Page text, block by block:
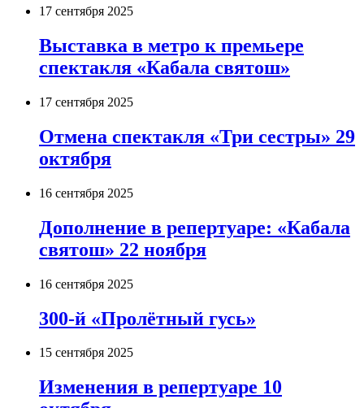
17 сентября 2025
Выставка в метро к премьере
спектакля «Кабала святош»
17 сентября 2025
Отмена спектакля «Три сестры» 29
октября
16 сентября 2025
Дополнение в репертуаре: «Кабала
святош» 22 ноября
16 сентября 2025
300-й «Пролётный гусь»
15 сентября 2025
Изменения в репертуаре 10